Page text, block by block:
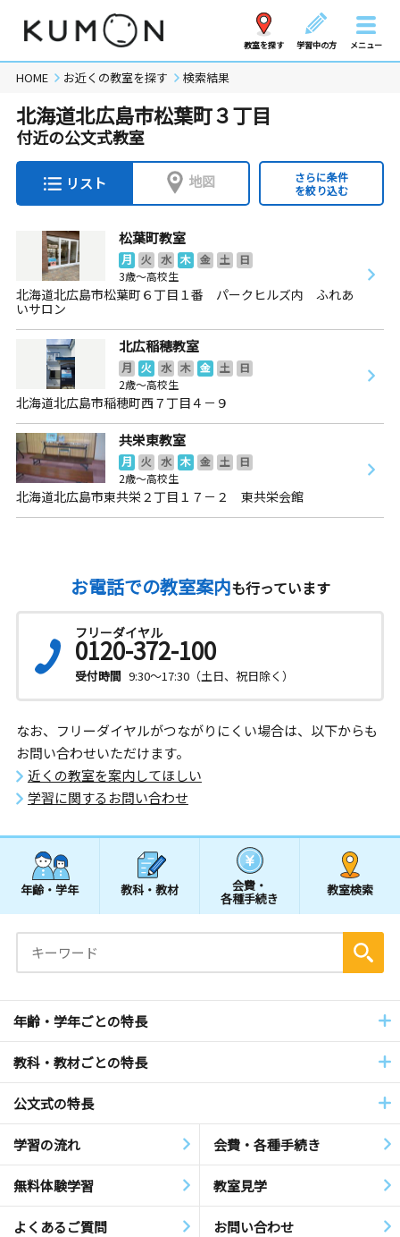
教室を探す 学習中の方 メニュー
HOME お近くの教室を探す 検索結果
北海道北広島市松葉町３丁目
付近の公文式教室
リスト 地図
さらに条件
を絞り込む
松葉町教室
月 火 水 木 金 土
日
3歳～高校生
北海道北広島市松葉町６丁目１番 パークヒルズ内 ふれあ
いサロン
北広稲穂教室
月 火 水 木 金 土
日
2歳～高校生
北海道北広島市稲穂町西７丁目４－９
共栄東教室
月 火 水 木 金 土
日
2歳～高校生
北海道北広島市東共栄２丁目１７－２ 東共栄会館
お電話での教室案内も行っています
フリーダイヤル
0120-372-100
受付時間 9:30～17:30（土日、祝日除く）
なお、フリーダイヤルがつながりにくい場合は、以下からも
お問い合わせいただけます。
近くの教室を案内してほしい
学習に関するお問い合わせ
年齢・学年 教科・教材 会費・
各種手続き
教室検索
年齢・学年ごとの特長
教科・教材ごとの特長
公文式の特長
学習の流れ 会費・各種手続き
無料体験学習 教室見学
よくあるご質問 お問い合わせ